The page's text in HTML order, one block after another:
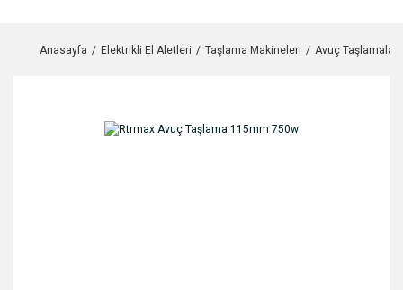
Anasayfa Elektrikli El Aletleri Taşlama Makineleri Avuç Taşlamalar